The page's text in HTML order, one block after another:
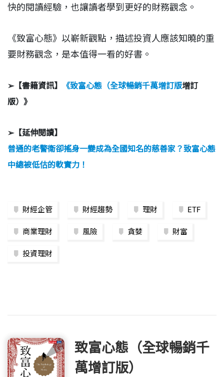
快的閱讀經驗，也讓讀者學到更好的財務觀念。
《致富心態》以嶄新觀點，描述投資人應該知曉的重
要財務觀念，是本值得一看的好書。
➢【書籍資訊】 《致富心態（全球暢銷千萬增訂版增訂
版）》
➢【延伸閱讀】
普通的老警衛卻搖身一變成為全國知名的慈善家？致富心態
中總被低估的軟實力！
財經企管 財經趨勢 理財 ETF
商業理財 風險 貪婪 財富
投資理財
致富心態（全球暢銷千
萬增訂版）